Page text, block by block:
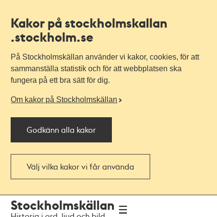
Kakor på stockholmskallan
.stockholm.se
På Stockholmskällan använder vi kakor, cookies, för att
sammanställa statistik och för att webbplatsen ska
fungera på ett bra sätt för dig.
Om kakor på Stockholmskällan
Godkänn alla kakor
Välj vilka kakor vi får använda
navigationen
huvudinnehållet
Stockholmskällan